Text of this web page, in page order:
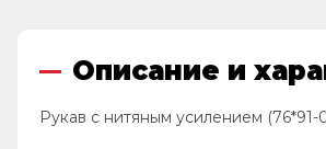
Описание и
Рукав с нитяным усилением